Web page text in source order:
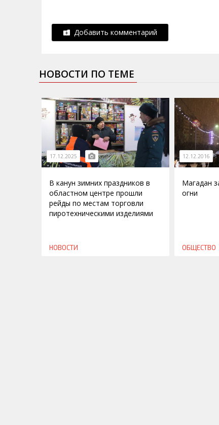
Добавить комментарий
НОВОСТИ ПО ТЕМЕ
17.12.2025
В канун зимних праздников в
областном центре прошли
рейды по местам торговли
пиротехническими изделиями
НОВОСТИ
12.12.2016
Магадан
огни
ОБЩЕСТВО